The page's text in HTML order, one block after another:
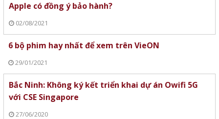
Apple có đồng ý bảo hành?
02/08/2021
6 bộ phim hay nhất để xem trên VieON
29/01/2021
Bắc Ninh: Không ký kết triển khai dự án Owifi 5G
với CSE Singapore
27/06/2020